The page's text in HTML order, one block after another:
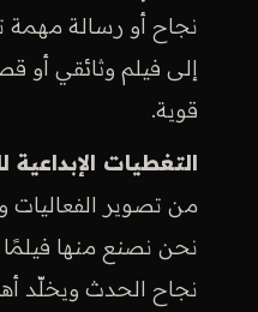
نجاح أو رسالة مهمة
إلى فيلم وثائقي أو
قوية.
التغطيات الإبداعية
من تصوير الفعاليات
نحن نصنع منها
نجاح الحدث ويخلّد